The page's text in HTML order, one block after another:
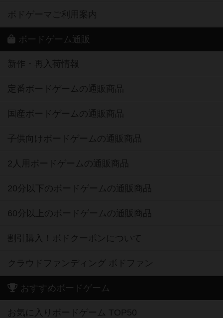
ボドゲーマご利用案内
ボードゲーム通販
新作・再入荷情報
定番ボードゲームの通販商品
国産ボードゲームの通販商品
子供向けボードゲームの通販商品
2人用ボードゲームの通販商品
20分以下のボードゲームの通販商品
60分以上のボードゲームの通販商品
割引購入！ボドクーポンについて
クラウドファンディング ボドファン
おすすめボードゲーム
お気に入りボードゲーム TOP50